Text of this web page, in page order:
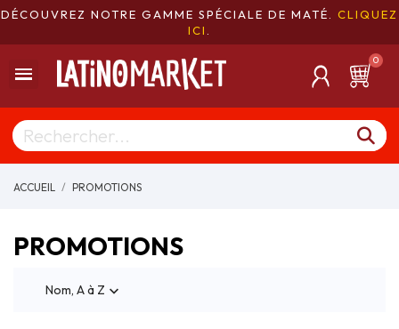
DÉCOUVREZ NOTRE GAMME SPÉCIALE DE MATÉ. CLIQUEZ
ICI
ACCUEIL PROMOTIONS
PROMOTIONS
Nom, A à Z 